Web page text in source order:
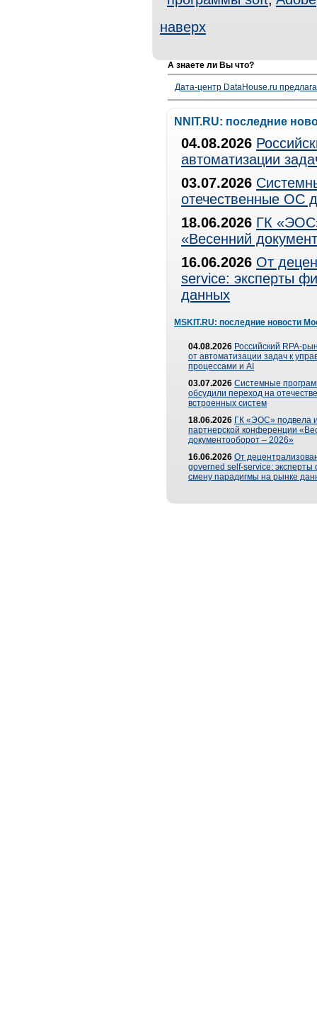
наверх
А знаете ли Вы что?
Дата-центр DataHouse.ru
NNIT.RU: последние
04.08.2026
автоматизации
03.07.2026
отечественные ОС
18.06.2026 ГК
«Весенний
16.06.2026 От
service: эксперты
данных
MSKIT.RU: последние новости
04.08.2026 Российский RPA-
от автоматизации задач к
процессами и AI
03.07.2026 Системные
обсудили переход на
встроенных систем
18.06.2026 ГК «ЭОС» подвела
партнерской конференции
документооборот – 2026»
16.06.2026 От
governed self-service: эксперты
смену парадигмы на рынке